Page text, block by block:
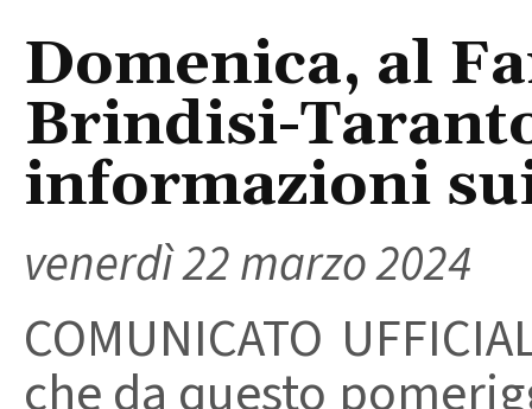
Domenica, al
Brindisi-
informazioni
venerdì 22 marzo 2024
COMUNICATO